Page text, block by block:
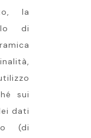
la
di
sui
dati
(di